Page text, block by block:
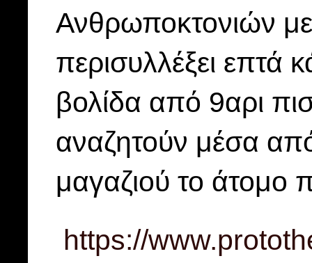
Ανθρωποκτονιών
περισυλλέξει επτά
βολίδα από 9αρι
αναζητούν μέσα
μαγαζιού το
https://